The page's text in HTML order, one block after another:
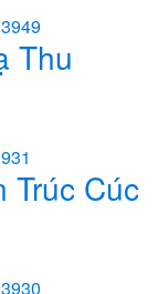
Thu
Trúc Cúc